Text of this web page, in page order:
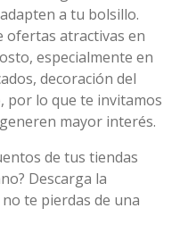
a tu bolsillo.
ofertas atractivas en
especialmente en
decoración del
por lo que te invitamos
mayor interés.
de tus tiendas
Descarga la
no te pierdas de una